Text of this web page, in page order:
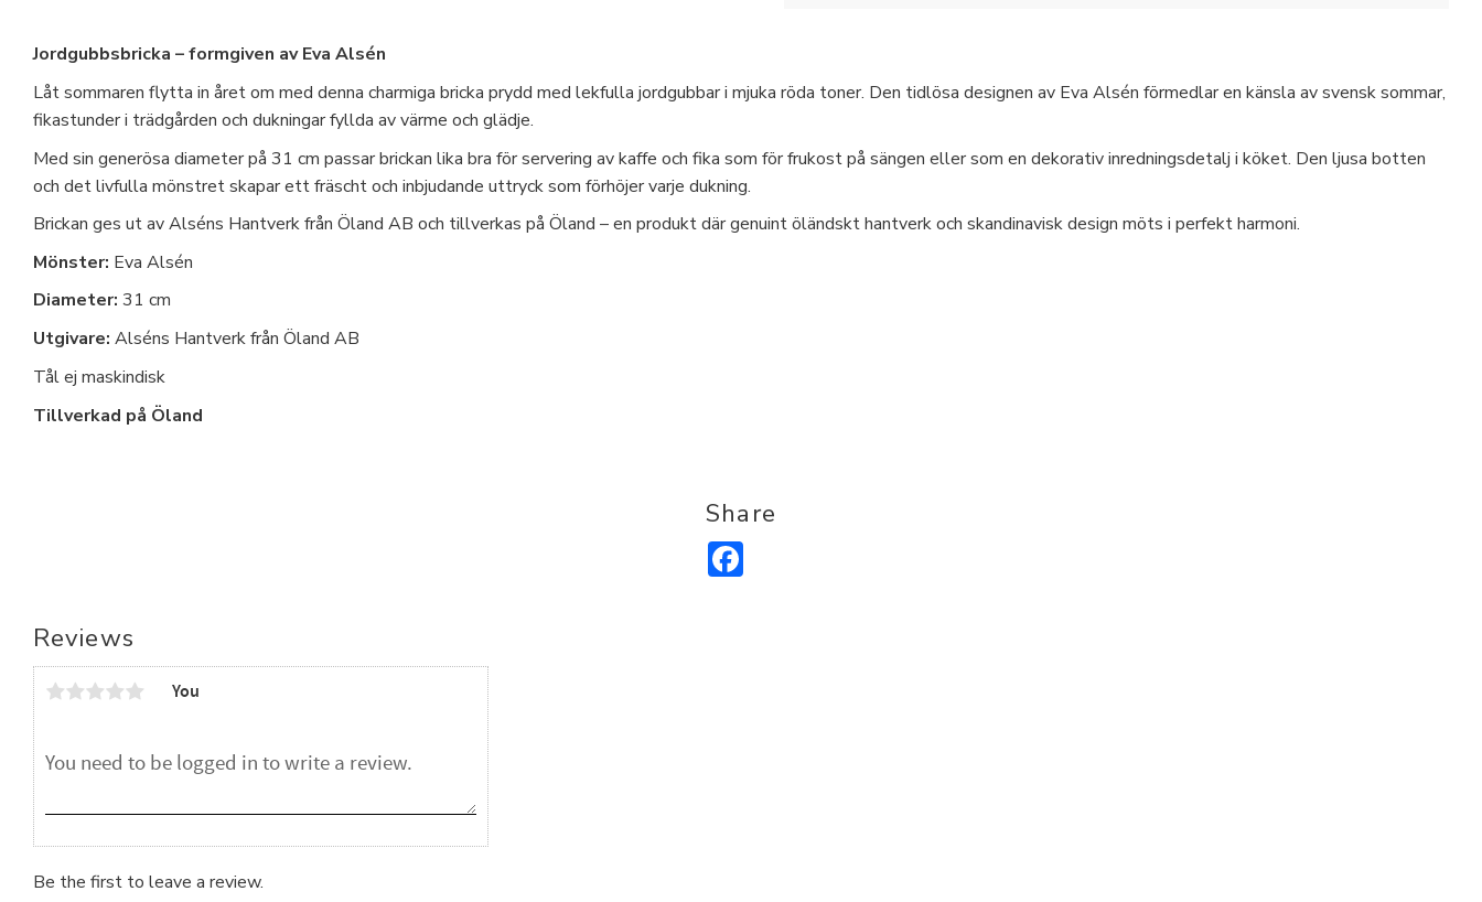
Jordgubbsbricka – formgiven av Eva Alsén
Låt sommaren flytta in året om med denna charmiga bricka prydd med lekfulla jordgubbar i mjuka röda toner. Den tidlösa designen av Eva Alsén förmedlar en känsla av svensk sommar,
fikastunder i trädgården och dukningar fyllda av värme och glädje.
Med sin generösa diameter på 31 cm passar brickan lika bra för servering av kaffe och fika som för frukost på sängen eller som en dekorativ inredningsdetalj i köket. Den ljusa botten
och det livfulla mönstret skapar ett fräscht och inbjudande uttryck som förhöjer varje dukning.
Brickan ges ut av Alséns Hantverk från Öland AB och tillverkas på Öland – en produkt där genuint öländskt hantverk och skandinavisk design möts i perfekt harmoni.
Mönster: Eva Alsén
Diameter: 31 cm
Utgivare: Alséns Hantverk från Öland AB
Tål ej maskindisk
Tillverkad på Öland
Share
Reviews
You
Be the first to leave a review.